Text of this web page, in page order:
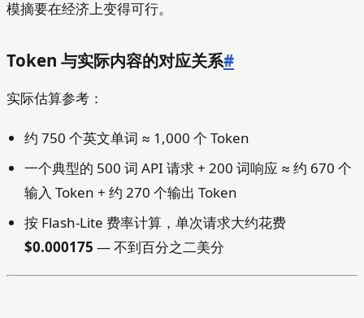
模摘要在经济上变得可行。
Token 与实际内容的对应关系#
实际估算参考：
约 750 个英文单词 ≈ 1,000 个 Token
一个典型的 500 词 API 请求 + 200 词响应 ≈ 约 670 个
输入 Token + 约 270 个输出 Token
按 Flash-Lite 费率计算，单次请求大约花费
$0.000175 — 不到百分之二美分